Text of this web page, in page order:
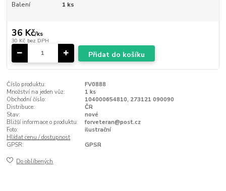
Balení
1 ks
36 Kč/ks
30 Kč bez DPH
Přidat do košíku
Číslo produktu:
FV0888
Množství na jeden vůz:
1 ks
Obchodní číslo:
104000654810, 273121 090090
Distribuce:
ČR
Stav:
nové
Bližší informace o produktu:
forveteran@post.cz
Foto:
ilustrační
Hlídat cenu / dostupnost
GPSR:
GPSR
Do oblíbených